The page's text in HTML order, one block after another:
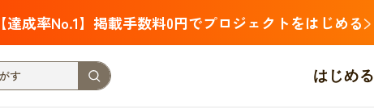
【達成率No.1】掲載手数料0円でプロジェクトをはじめる
はじめる